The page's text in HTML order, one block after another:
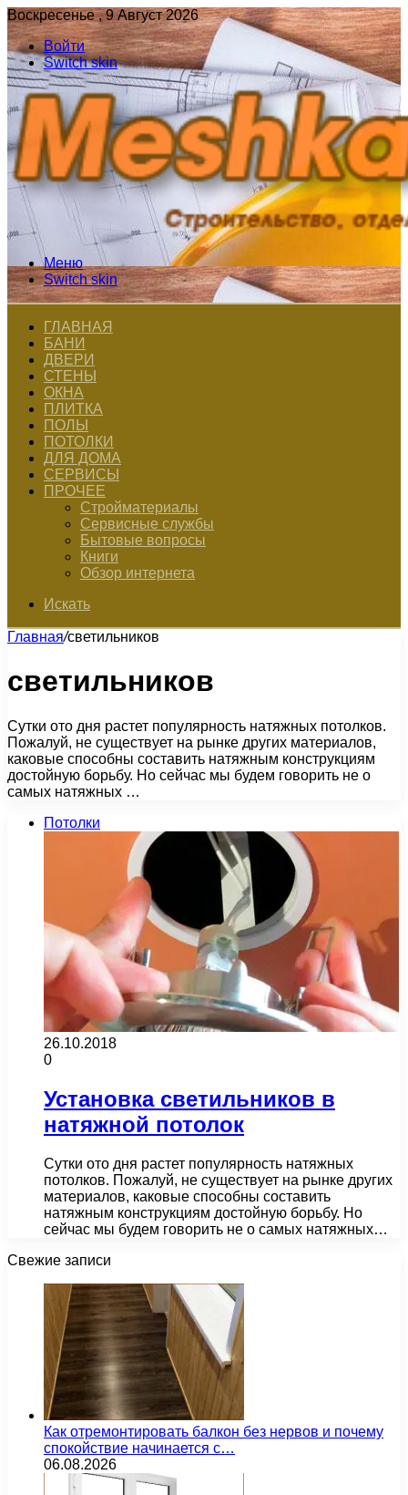
Воскресенье , 9 Август 2026
Войти
Switch skin
Меню
Switch skin
ГЛАВНАЯ
БАНИ
ДВЕРИ
СТЕНЫ
ОКНА
ПЛИТКА
ПОЛЫ
ПОТОЛКИ
ДЛЯ ДОМА
СЕРВИСЫ
ПРОЧЕЕ
Стройматериалы
Сервисные службы
Бытовые вопросы
Книги
Обзор интернета
Искать
Главная/светильников
светильников
Сутки ото дня растет популярность натяжных потолков.
Пожалуй, не существует на рынке других материалов,
каковые способны составить натяжным конструкциям
достойную борьбу. Но сейчас мы будем говорить не о
самых натяжных …
Потолки
26.10.2018
0
Установка светильников в
натяжной потолок
Сутки ото дня растет популярность натяжных
потолков. Пожалуй, не существует на рынке других
материалов, каковые способны составить
натяжным конструкциям достойную борьбу. Но
сейчас мы будем говорить не о самых натяжных…
Свежие записи
Как отремонтировать балкон без нервов и почему
спокойствие начинается с…
06.08.2026